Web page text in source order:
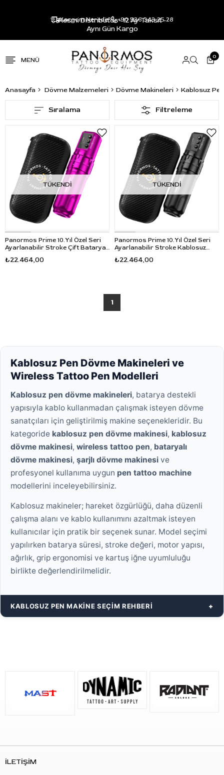
Resmi Distribütör - 12 Ay Taksit -
Aynı Gün Kargo
Kargom Nerede? +90 536 343 25 28
0
Anasayfa Dövme Malzemeleri Dövme Makineleri Kablosuz
Filtreleme
Sıralama
TÜKENDI
Panormos Prime 10.Yıl Özel Seri
Ayarlanabilir Stroke Çift Bataryalı
Pembe
₺22.464,00
TÜKENDI
Panormos Prime 10.Yıl Özel Seri
Ayarlanabilir Stroke Kablosuz
₺22.464,00
1
Kablosuz Pen Dövme Makineleri ve
Wireless Tattoo Pen Modelleri
Kablosuz pen dövme makineleri, batarya destekli
yapısıyla kablo kullanmadan çalışmak isteyen dövme
sanatçıları için geliştirilmiş makine seçenekleridir. Bu
kategoride kablosuz pen dövme makinesi, kablosuz
dövme makinesi, wireless tattoo pen, bataryalı
dövme makinesi, şarjlı dövme makinesi ve
profesyonel kullanıma uygun pen tattoo machine
modellerini inceleyebilirsiniz.
Kablosuz makineler; hareket özgürlüğü, daha düzenli
çalışma alanı ve kablo kullanımını azaltmak isteyen
kullanıcılar için pratik bir seçenek sunar. Model seçimi
yapılırken batarya süresi, stroke değeri, motor yapısı,
ağırlık, grip ergonomisi ve kartuş iğne uyumluluğu
birlikte değerlendirilmelidir.
KABLOSUZ PEN MAKINE SEÇIM REHBERI
İLETİŞİM